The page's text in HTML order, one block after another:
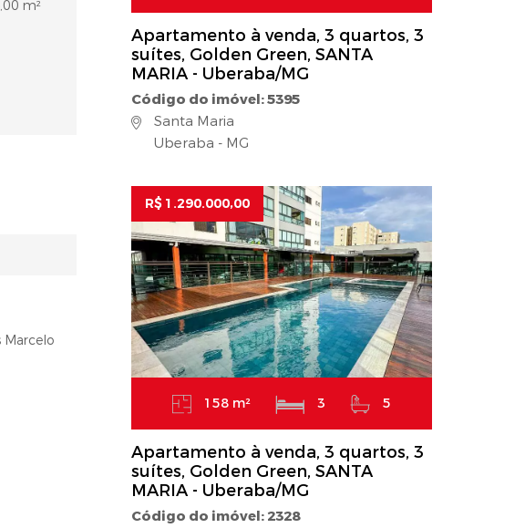
m²
Marcelo
Apartamento à venda, 3 quartos, 3
suítes, Golden Green, SANTA
MARIA - Uberaba/MG
Código do imóvel: 5395
Santa Maria
Uberaba - MG
R$ 1.290.000,00
158 m² 3 5
Apartamento à venda, 3 quartos, 3
suítes, Golden Green, SANTA
MARIA - Uberaba/MG
Código do imóvel: 2328